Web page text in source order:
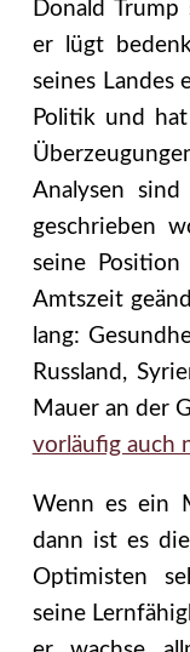
Donald
er lügt
seines Landes
Politik und
Analysen
geschrieben
seine
Amtszeit
lang:
Russland,
Mauer an der
vorläufig auch
Wenn es ein
dann ist es
Optimisten
seine